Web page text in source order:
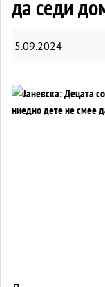
да седи
5.09.2024